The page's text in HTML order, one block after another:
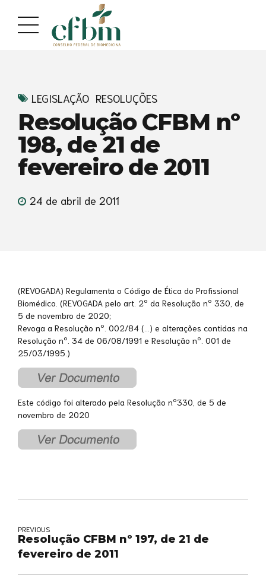
conteúdo
navegação
LEGISLAÇÃO RESOLUÇÕES
Resolução CFBM nº
198, de 21 de
fevereiro de 2011
24 de abril de 2011
(REVOGADA) Regulamenta o Código de Ética do Profissional
Biomédico. (REVOGADA pelo art. 2º da Resolução nº 330, de
5 de novembro de 2020;
Revoga a Resolução nº. 002/84 (…) e alterações contidas na
Resolução nº. 34 de 06/08/1991 e Resolução nº. 001 de
25/03/1995.)
Este código foi alterado pela Resolução nº330, de 5 de
novembro de 2020
PREVIOUS
Resolução CFBM nº 197, de 21 de
fevereiro de 2011